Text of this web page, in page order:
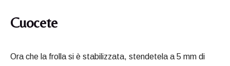
Cuocete
Ora che la frolla si è stabilizzata, stendetela a 5 mm di